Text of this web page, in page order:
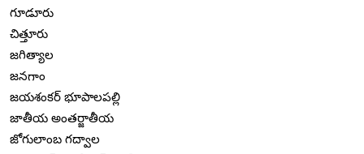
గూడూరు
చిత్తూరు
జగిత్యాల
జనగాం
జయశంకర్ భూపాలపల్లి
జాతీయ అంతర్జాతీయ
జోగులాంబ గద్వాల